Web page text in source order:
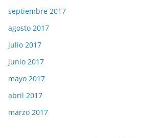
septiembre 2017
agosto 2017
julio 2017
junio 2017
mayo 2017
abril 2017
marzo 2017